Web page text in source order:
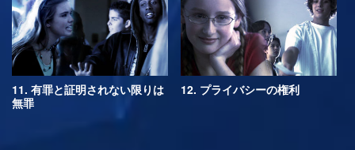
11. 有罪と証明されない限りは
無罪
12. プライバシーの権利